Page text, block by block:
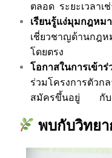
ตลอด ระยะเวลาเ
เรียนรู้แง่มุมกฎหม
เชี่ยวชาญด้านกฎห
โดยตรง
โอกาสในการเข้า
ร่วมโครงการตัวก
สมัครขึ้นอยู่ กับ
พบกับวิทย